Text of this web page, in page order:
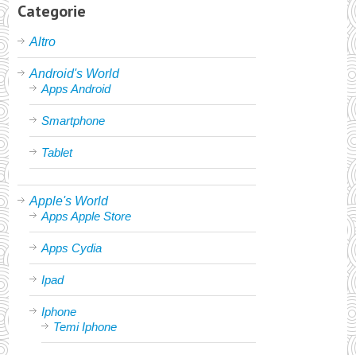
Categorie
Altro
Android's World
Apps Android
Smartphone
Tablet
Apple's World
Apps Apple Store
Apps Cydia
Ipad
Iphone
Temi Iphone